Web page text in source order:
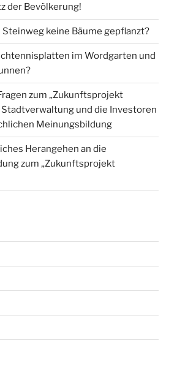
der Bevölkerung!
keine Bäume gepflanzt?
im Wordgarten und
zum „Zukunftsprojekt
und die Investoren
Meinungsbildung
Herangehen an die
zum „Zukunftsprojekt